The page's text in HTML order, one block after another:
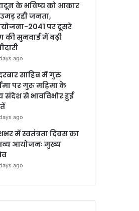
के भविष्य को आकार
रही जनता,
2041 पर दूसरे
की सुनवाई में बढ़ी
ago
दरबार साहिब में गुरु
पर गुरु महिमा के
संदेश से भावविभोर हुई
ago
में स्वतंत्रता दिवस का
आयोजनः मुख्य
ago